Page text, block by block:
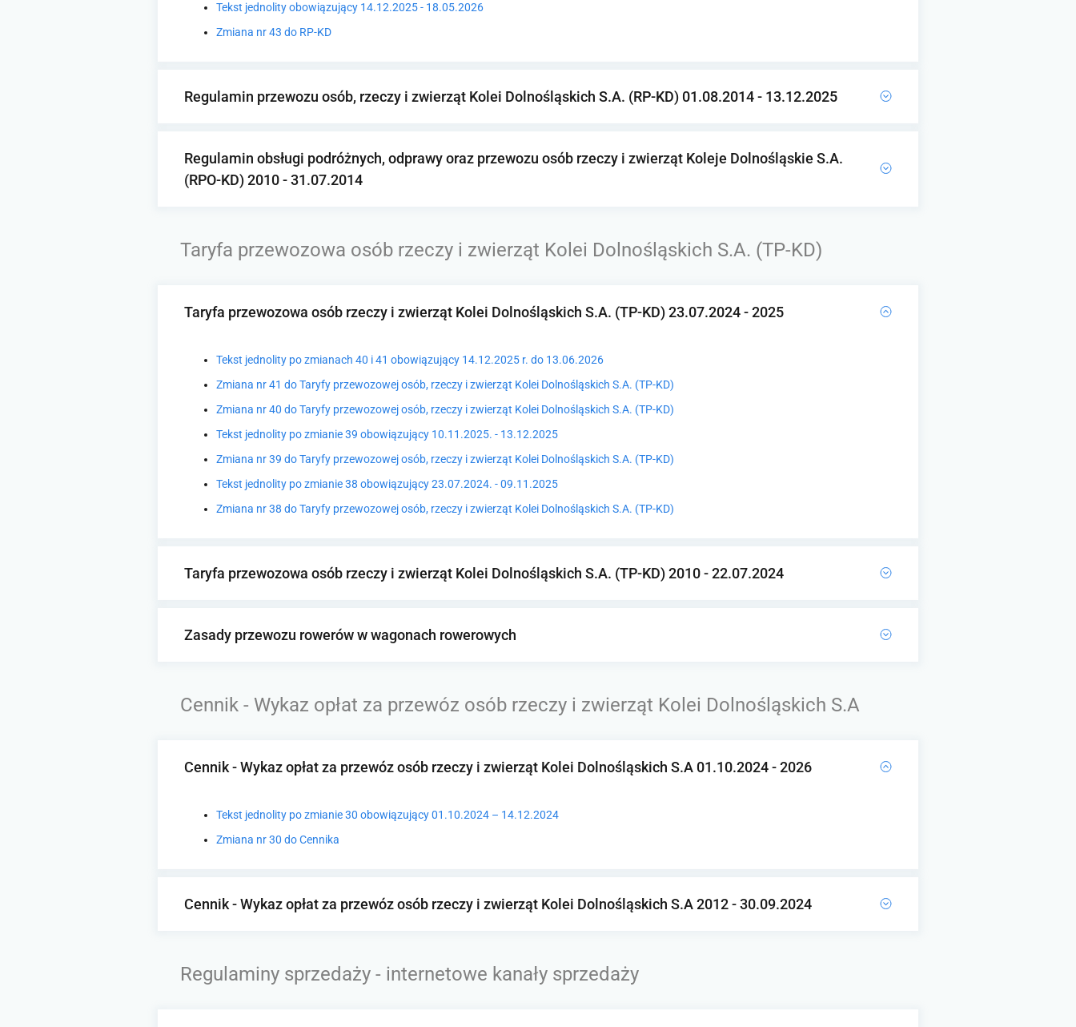
Tekst jednolity obowiązujący 14.12.2025 - 18.05.2026
Zmiana nr 43 do RP-KD
Regulamin przewozu osób, rzeczy i zwierząt Kolei Dolnośląskich S.A. (RP-KD) 01.08.2014 - 13.12.2025
Regulamin obsługi podróżnych, odprawy oraz przewozu osób rzeczy i zwierząt Koleje Dolnośląskie S.A.
(RPO-KD) 2010 - 31.07.2014
Taryfa przewozowa osób rzeczy i zwierząt Kolei Dolnośląskich S.A. (TP-KD)
Taryfa przewozowa osób rzeczy i zwierząt Kolei Dolnośląskich S.A. (TP-KD) 23.07.2024 - 2025
Tekst jednolity po zmianach 40 i 41 obowiązujący 14.12.2025 r. do 13.06.2026
Zmiana nr 41 do Taryfy przewozowej osób, rzeczy i zwierząt Kolei Dolnośląskich S.A. (TP-KD)
Zmiana nr 40 do Taryfy przewozowej osób, rzeczy i zwierząt Kolei Dolnośląskich S.A. (TP-KD)
Tekst jednolity po zmianie 39 obowiązujący 10.11.2025. - 13.12.2025
Zmiana nr 39 do Taryfy przewozowej osób, rzeczy i zwierząt Kolei Dolnośląskich S.A. (TP-KD)
Tekst jednolity po zmianie 38 obowiązujący 23.07.2024. - 09.11.2025
Zmiana nr 38 do Taryfy przewozowej osób, rzeczy i zwierząt Kolei Dolnośląskich S.A. (TP-KD)
Taryfa przewozowa osób rzeczy i zwierząt Kolei Dolnośląskich S.A. (TP-KD) 2010 - 22.07.2024
Zasady przewozu rowerów w wagonach rowerowych
Cennik - Wykaz opłat za przewóz osób rzeczy i zwierząt Kolei Dolnośląskich S.A
Cennik - Wykaz opłat za przewóz osób rzeczy i zwierząt Kolei Dolnośląskich S.A 01.10.2024 - 2026
Tekst jednolity po zmianie 30 obowiązujący 01.10.2024 – 14.12.2024
Zmiana nr 30 do Cennika
Cennik - Wykaz opłat za przewóz osób rzeczy i zwierząt Kolei Dolnośląskich S.A 2012 - 30.09.2024
Regulaminy sprzedaży - internetowe kanały sprzedaży